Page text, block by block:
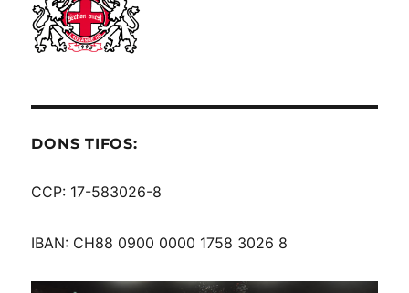
DONS TIFOS:
CCP: 17-583026-8
IBAN: CH88 0900 0000 1758 3026 8